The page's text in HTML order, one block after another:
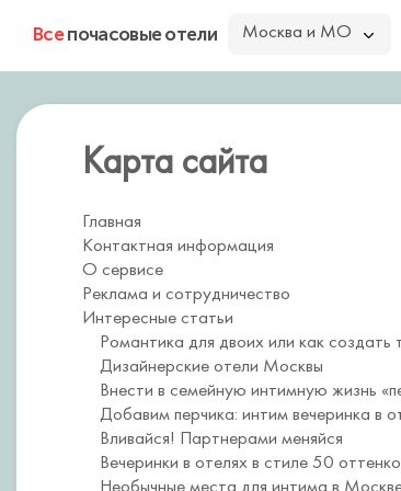
Всепочасовые отели Москва и МО
Карта сайта
Главная
Контактная информация
О сервисе
Реклама и сотрудничество
Интересные статьи
Романтика для двоих или как
Дизайнерские отели Москвы
Внести в семейную интимную жизнь
Добавим перчика: интим вечеринка в
Вливайся! Партнерами меняйся
Вечеринки в отелях в стиле 50